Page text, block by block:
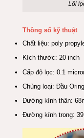
Lõi
Thông số kỹ thuật
Chất liệu: poly
Kích thước: 20 inch
Cấp độ lọc: 0.1
Chủng loại: Đầu
Đường kính thân:
Đường kính trong: